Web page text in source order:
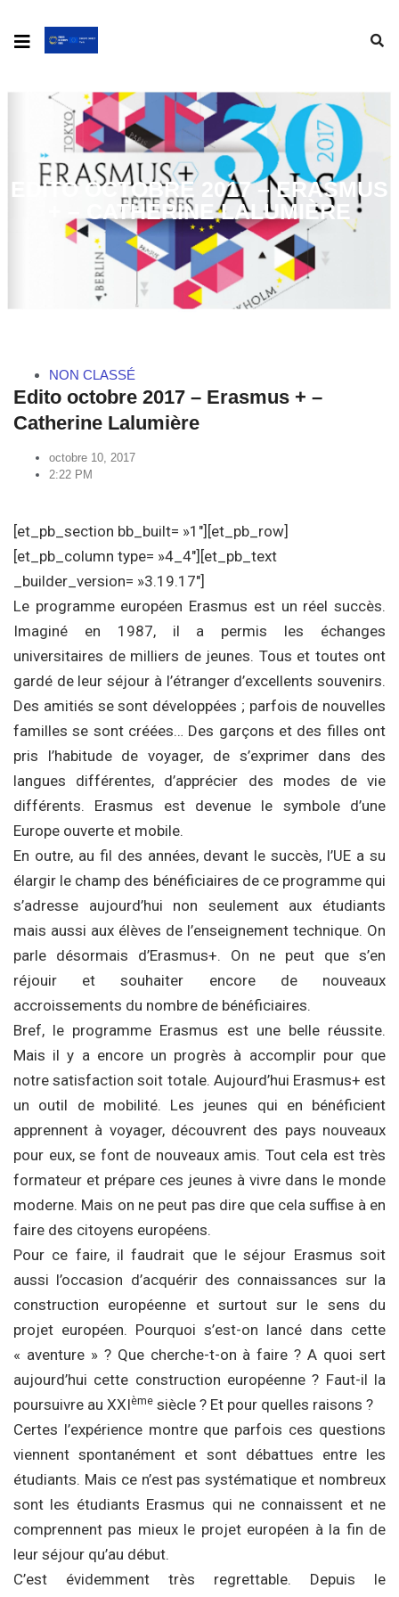
EDITO OCTOBRE 2017 – ERASMUS
+ – CATHERINE LALUMIÈRE
NON CLASSÉ
Edito octobre 2017 – Erasmus + –
Catherine Lalumière
octobre 10, 2017
2:22 PM
[et_pb_section bb_built= »1″][et_pb_row]
[et_pb_column type= »4_4″][et_pb_text
_builder_version= »3.19.17″]
Le programme européen Erasmus est un réel succès.
Imaginé en 1987, il a permis les échanges
universitaires de milliers de jeunes. Tous et toutes ont
gardé de leur séjour à l’étranger d’excellents souvenirs.
Des amitiés se sont développées ; parfois de nouvelles
familles se sont créées… Des garçons et des filles ont
pris l’habitude de voyager, de s’exprimer dans des
langues différentes, d’apprécier des modes de vie
différents. Erasmus est devenue le symbole d’une
Europe ouverte et mobile.
En outre, au fil des années, devant le succès, l’UE a su
élargir le champ des bénéficiaires de ce programme qui
s’adresse aujourd’hui non seulement aux étudiants
mais aussi aux élèves de l’enseignement technique. On
parle désormais d’Erasmus+. On ne peut que s’en
réjouir et souhaiter encore de nouveaux
accroissements du nombre de bénéficiaires.
Bref, le programme Erasmus est une belle réussite.
Mais il y a encore un progrès à accomplir pour que
notre satisfaction soit totale. Aujourd’hui Erasmus+ est
un outil de mobilité. Les jeunes qui en bénéficient
apprennent à voyager, découvrent des pays nouveaux
pour eux, se font de nouveaux amis. Tout cela est très
formateur et prépare ces jeunes à vivre dans le monde
moderne. Mais on ne peut pas dire que cela suffise à en
faire des citoyens européens.
Pour ce faire, il faudrait que le séjour Erasmus soit
aussi l’occasion d’acquérir des connaissances sur la
construction européenne et surtout sur le sens du
projet européen. Pourquoi s’est-on lancé dans cette
« aventure » ? Que cherche-t-on à faire ? A quoi sert
aujourd’hui cette construction européenne ? Faut-il la
poursuivre au XXIème siècle ? Et pour quelles raisons ?
Certes l’expérience montre que parfois ces questions
viennent spontanément et sont débattues entre les
étudiants. Mais ce n’est pas systématique et nombreux
sont les étudiants Erasmus qui ne connaissent et ne
comprennent pas mieux le projet européen à la fin de
leur séjour qu’au début.
C’est évidemment très regrettable. Depuis le